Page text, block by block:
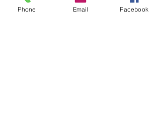
Phone Email Facebook